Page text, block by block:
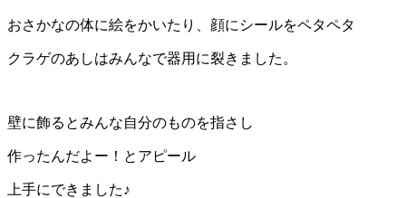
おさかなの体に絵をかいたり、顔にシールをペタペタ
クラゲのあしはみんなで器用に裂きました。
壁に飾るとみんな自分のものを指さし
作ったんだよー！とアピール
上手にできました♪